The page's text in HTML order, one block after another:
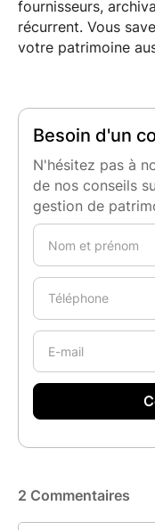
fournisseurs,
récurrent. Vous
votre patrimoine
Besoin d'un
N'hésitez pas à
de nos conseils
gestion de